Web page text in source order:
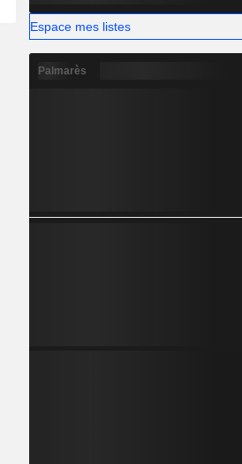
Espace mes listes
Palmarès